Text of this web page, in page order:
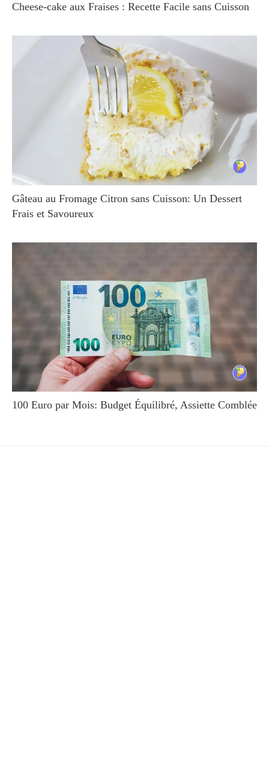
Cheese-cake aux Fraises : Recette Facile sans Cuisson
Gâteau au Fromage Citron sans Cuisson: Un Dessert
Frais et Savoureux
100 Euro par Mois: Budget Équilibré, Assiette Comblée